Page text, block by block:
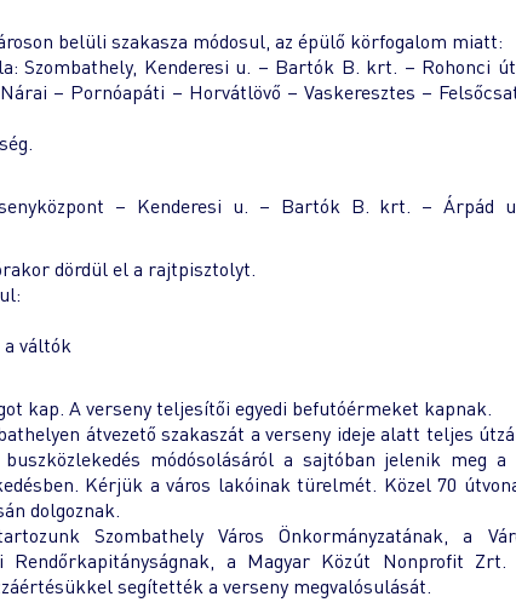
belüli szakasza módosul, az épülő körfogalom miatt:
Szombathely, Kenderesi u. – Bartók B. krt. – Rohonci
– Pornóapáti – Horvátlövő – Vaskeresztes –
– Kenderesi u. – Bartók B. krt. – Árpád
dördül el a rajtpisztolyt.
a váltók
kap. A verseny teljesítői egyedi befutóérmeket kapnak.
átvezető szakaszát a verseny ideje alatt teljes
módósolásáról a sajtóban jelenik meg
Kérjük a város lakóinak türelmét. Közel 70
dolgoznak.
Szombathely Város Önkormányzatának, a
Rendőrkapitányságnak, a Magyar Közút Nonprofit Zrt.
segítették a verseny megvalósulását.